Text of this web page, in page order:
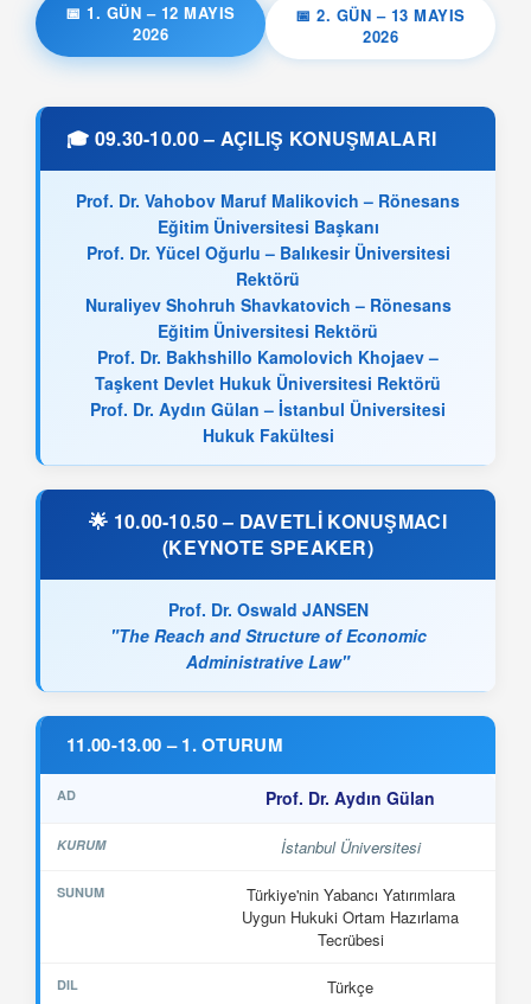
📅 1. GÜN – 12 MAYIS
2026
📅 2. GÜN – 13 MAYIS
2026
🎓 09.30-10.00 – AÇILIŞ KONUŞMALARI
Prof. Dr. Vahobov Maruf Malikovich – Rönesans
Eğitim Üniversitesi Başkanı
Prof. Dr. Yücel Oğurlu – Balıkesir Üniversitesi
Rektörü
Nuraliyev Shohruh Shavkatovich – Rönesans
Eğitim Üniversitesi Rektörü
Prof. Dr. Bakhshillo Kamolovich Khojaev –
Taşkent Devlet Hukuk Üniversitesi Rektörü
Prof. Dr. Aydın Gülan – İstanbul Üniversitesi
Hukuk Fakültesi
🌟 10.00-10.50 – DAVETLİ KONUŞMACI
(KEYNOTE SPEAKER)
Prof. Dr. Oswald JANSEN
"The Reach and Structure of Economic
Administrative Law"
11.00-13.00 – 1. OTURUM
Prof. Dr. Aydın Gülan
İstanbul Üniversitesi
Türkiye'nin Yabancı Yatırımlara
Uygun Hukuki Ortam Hazırlama
Tecrübesi
Türkçe